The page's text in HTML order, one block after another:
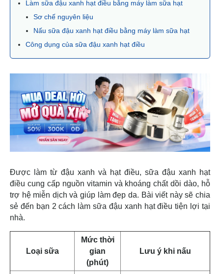
Làm sữa đậu xanh hạt điều bằng máy làm sữa hạt
Sơ chế nguyên liệu
Nấu sữa đậu xanh hạt điều bằng máy làm sữa hạt
Công dụng của sữa đậu xanh hạt điều
Được làm từ đậu xanh và hạt điều, sữa đậu xanh hạt
điều cung cấp nguồn vitamin và khoáng chất dồi dào, hỗ
trợ hệ miễn dịch và giúp làm đẹp da. Bài viết này sẽ chia
sẻ đến bạn 2 cách làm sữa đậu xanh hạt điều tiện lợi tại
nhà.
Loại sữa
Mức thời
gian
(phút)
Lưu ý khi nấu